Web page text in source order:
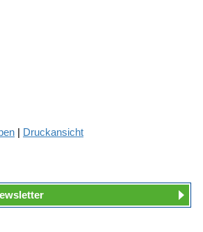
| Druckansicht